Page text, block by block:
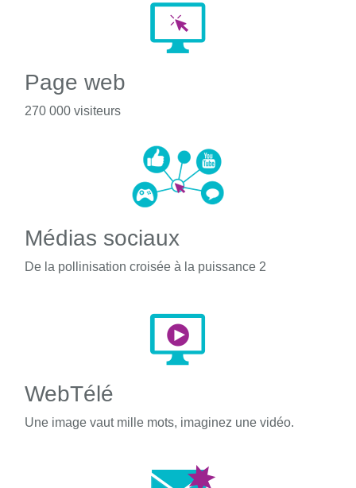
Page web
270 000 visiteurs
Médias sociaux
De la pollinisation croisée à la puissance 2
WebTélé
Une image vaut mille mots, imaginez une vidéo.